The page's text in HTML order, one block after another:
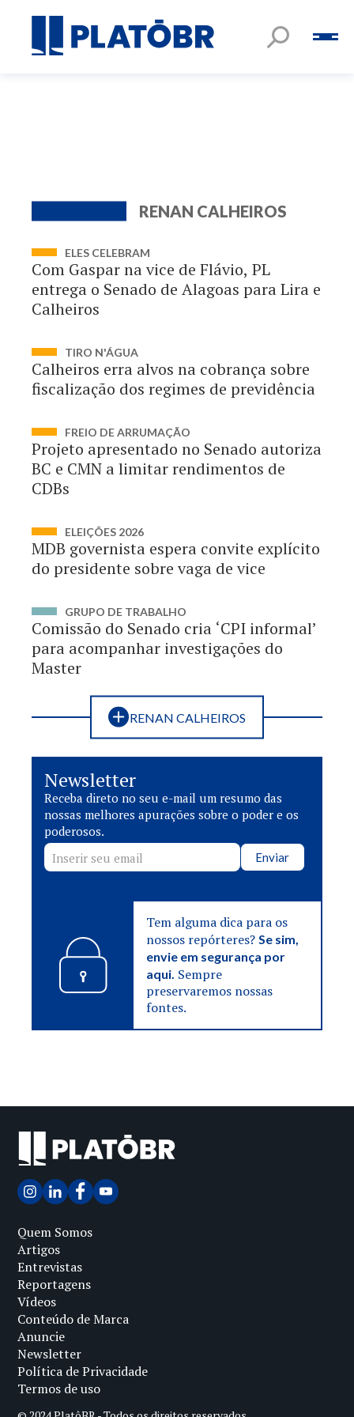
RENAN CALHEIROS
ELES CELEBRAM
Com Gaspar na vice de Flávio, PL
entrega o Senado de Alagoas para Lira e
Calheiros
TIRO N'ÁGUA
Calheiros erra alvos na cobrança sobre
fiscalização dos regimes de previdência
FREIO DE ARRUMAÇÃO
Projeto apresentado no Senado autoriza
BC e CMN a limitar rendimentos de
CDBs
ELEIÇÕES 2026
MDB governista espera convite explícito
do presidente sobre vaga de vice
GRUPO DE TRABALHO
Comissão do Senado cria ‘CPI informal’
para acompanhar investigações do
Master
RENAN CALHEIROS
Newsletter
Receba direto no seu e-mail um resumo das
nossas melhores apurações sobre o poder e os
poderosos.
Enviar
Tem alguma dica para os
nossos repórteres?Se sim,
envie em segurança por
aqui. Sempre
preservaremos nossas
fontes.
Quem Somos
Artigos
Entrevistas
Reportagens
Vídeos
Conteúdo de Marca
Anuncie
Newsletter
Política de Privacidade
Termos de uso